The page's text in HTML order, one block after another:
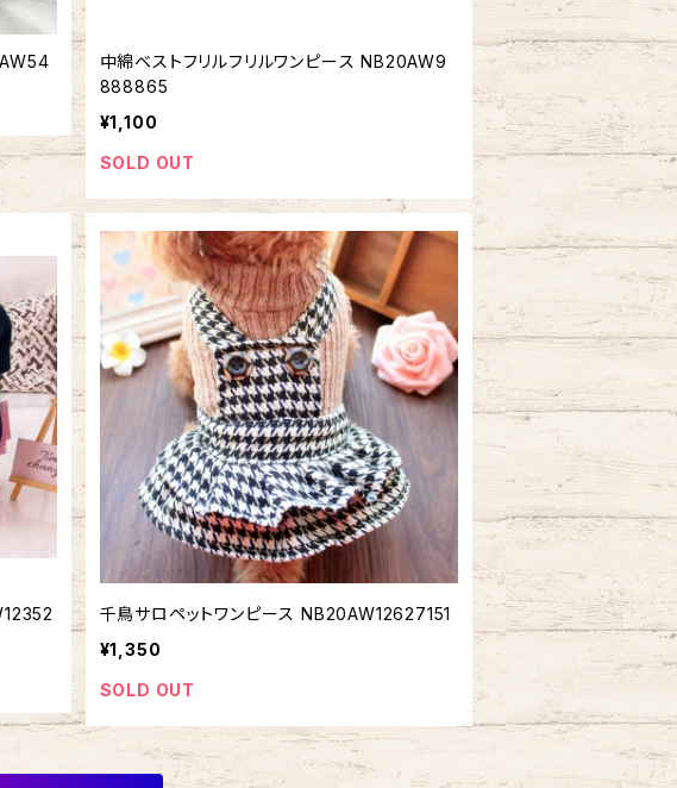
中綿ベストフリルフリルワンピース NB20AW9
888865
¥1,100
SOLD OUT
千鳥サロペットワンピース NB20AW12627151
¥1,350
SOLD OUT